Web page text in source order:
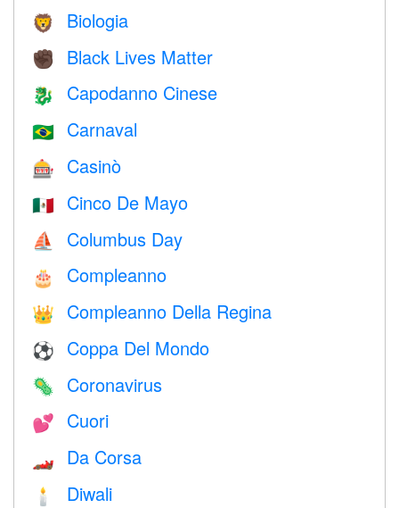
🦁 Biologia
✊🏿 Black Lives Matter
🐉 Capodanno Cinese
🇧🇷 Carnaval
🎰 Casinò
🇲🇽 Cinco De Mayo
⛵️ Columbus Day
🎂 Compleanno
👑 Compleanno Della Regina
⚽ Coppa Del Mondo
🦠 Coronavirus
💕 Cuori
🏎 Da Corsa
🕯 Diwali